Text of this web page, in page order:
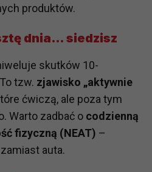
produktów.
dnia… siedzisz
skutków 10-
tzw. zjawisko „aktywnie
ćwiczą, ale poza tym
Warto zadbać o codzienną
fizyczną (NEAT) –
auta.